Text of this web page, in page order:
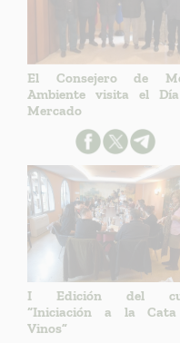
El Consejero de
Ambiente visita el
Mercado
I Edición del
“Iniciación a la
Vinos”